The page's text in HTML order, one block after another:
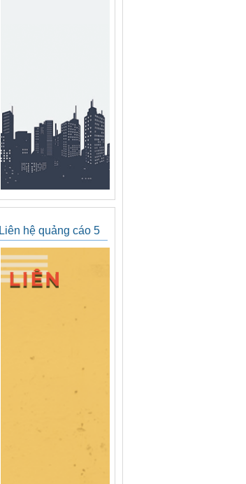
Liên hệ quảng cáo 5